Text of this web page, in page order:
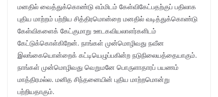
மனதில் வைத்துக்கொண்டு எம்மிடம் கேள்விகேட்பதற்குப் பதிலாக
புதிய மாற்றம் பற்றிய சித்திரமொன்றை மனதில் வடித்துக்கொண்டு
கேள்விகளைக் கேட்குமாறு ஊடகவியலாளர்களிடம்
கேட்டுக்கொள்கிறேன். நாங்கள் முன்மொழிவது நவீன
இலங்கையொன்றைக் கட்டியெழுப்பகின்ற நடுநிலையத்தையாகும்.
நாங்கள் முன்மொழிவது வெறுமனே பொருளாதாரப் பயணம்
மாத்திரமல்ல. மனித சிந்தனையின் புதிய மாற்றமொன்று
பற்றியதாகும்.